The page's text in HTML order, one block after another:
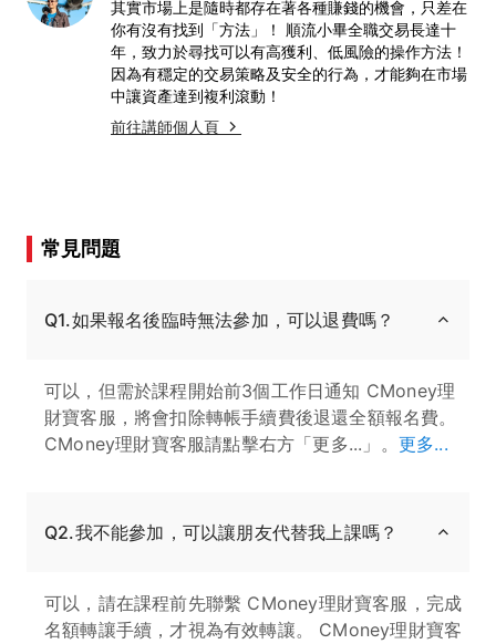
其實市場上是隨時都存在著各種賺錢的機會，只差在
你有沒有找到「方法」！ 順流小畢全職交易長達十
年，致力於尋找可以有高獲利、低風險的操作方法！
因為有穩定的交易策略及安全的行為，才能夠在市場
中讓資產達到複利滾動！
前往講師個人頁
常見問題
Q1.如果報名後臨時無法參加，可以退費嗎？
可以，但需於課程開始前3個工作日通知 CMoney理
財寶客服，將會扣除轉帳手續費後退還全額報名費。
CMoney理財寶客服請點擊右方「更多...」。 更多...
Q2.我不能參加，可以讓朋友代替我上課嗎？
可以，請在課程前先聯繫 CMoney理財寶客服，完成
名額轉讓手續，才視為有效轉讓。 CMoney理財寶客